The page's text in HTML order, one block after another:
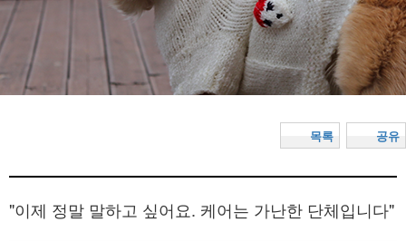
공유
목록
"이제 정말 말하고 싶어요. 케어는 가난한 단체입니다"